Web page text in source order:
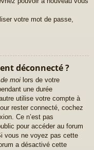
votre mot de passe,
déconnecté ?
moi lors de votre
une durée
utilise votre compte à
rester connecté, cochez
Ce n’est pas
pour accéder au forum
vous ne voyez pas cette
a désactivé cette